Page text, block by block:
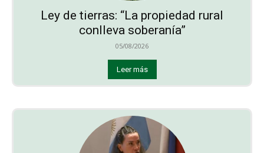
Ley de tierras: “La propiedad rural
conlleva soberanía”
05/08/2026
Leer más